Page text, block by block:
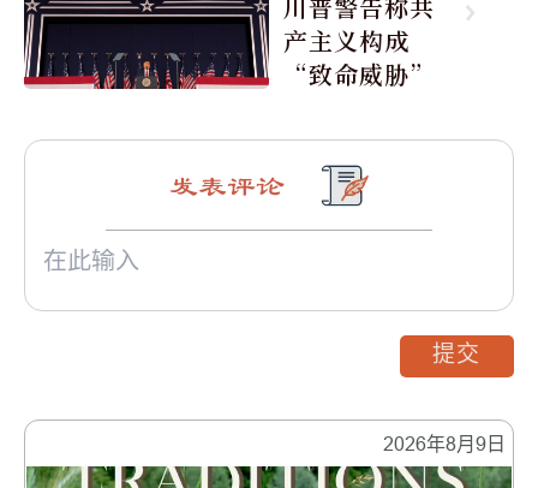
产主义构成
“致命威胁”
2026年8月9日
发表评论
提交